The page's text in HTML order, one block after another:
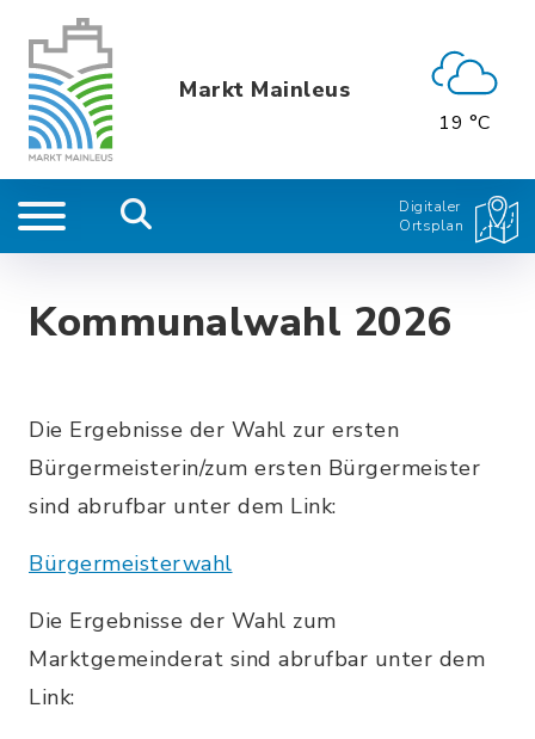
Markt Mainleus
19 °C
Digitaler
Ortsplan
Kommunalwahl 2026
Die Ergebnisse der Wahl zur ersten
Bürgermeisterin/zum ersten Bürgermeister
sind abrufbar unter dem Link:
Bürgermeisterwahl
Die Ergebnisse der Wahl zum
Marktgemeinderat sind abrufbar unter dem
Link: